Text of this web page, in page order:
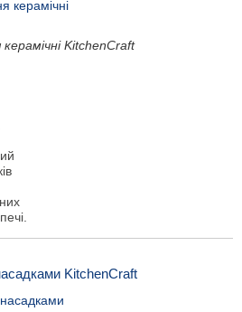
KitchenCraft
KitchenCraft